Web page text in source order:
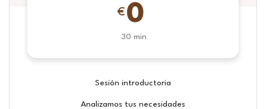
€ 0
30 min
Sesión introductoria
Analizamos tus necesidades